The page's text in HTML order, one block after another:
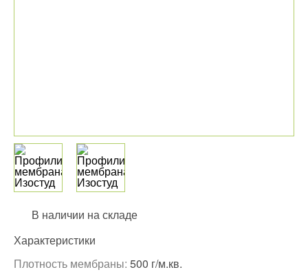
В наличии на складе
Характеристики
Плотность мембраны: 500 г/м.кв.